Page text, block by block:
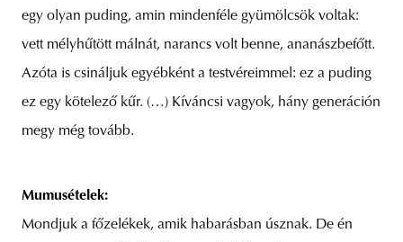
egy olyan puding, amin mindenféle gyümölcsök voltak:
vett mélyhűtött málnát, narancs volt benne, ananászbefőtt.
Azóta is csináljuk egyébként a testvéreimmel: ez a puding
ez egy kötelező kűr. (…) Kíváncsi vagyok, hány generáción
megy még tovább.
Mumusételek:
Mondjuk a főzelékek, amik habarásban úsznak. De én